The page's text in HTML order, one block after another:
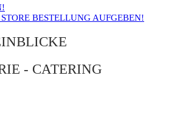
BESTELLUNG AUFGEBEN!
- CATERING